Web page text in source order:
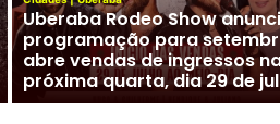
Futebol Mineiro | Nacional (NFC)
Presidente Lúcio Vaz solta o
verbo em entrevista sobre o
futuro do Nacional